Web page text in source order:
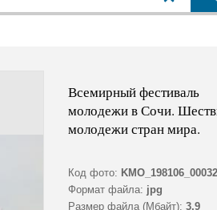
Всемирный фестиваль
молодежи в Сочи.
молодежи стран мира.
Код фото:
Формат файла: jpg
Размер файла (Мбайт): 3,9